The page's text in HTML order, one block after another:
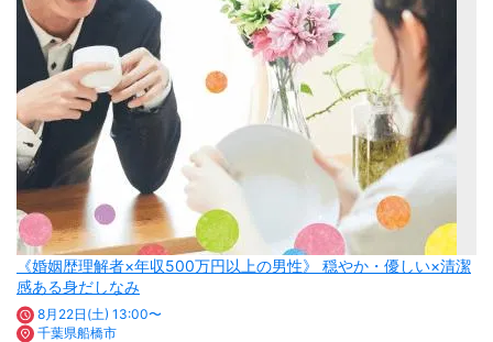
《婚姻歴理解者×年収500万円以上の男性》 穏やか・優しい×清潔
感ある身だしなみ
8月22日(土) 13:00〜
千葉県船橋市